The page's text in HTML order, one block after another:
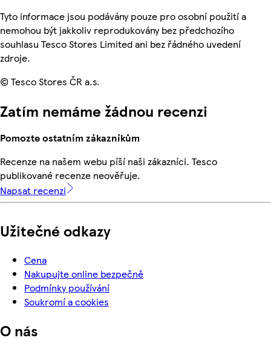
Tyto informace jsou podávány pouze pro osobní použití a
nemohou být jakkoliv reprodukovány bez předchozího
souhlasu Tesco Stores Limited ani bez řádného uvedení
zdroje.
© Tesco Stores ČR a.s.
Zatím nemáme žádnou recenzi
Pomozte ostatním zákazníkům
Recenze na našem webu píší naši zákazníci. Tesco
publikované recenze neověřuje.
Napsat recenzi
Užitečné odkazy
Cena
Nakupujte online bezpečně
Podmínky používání
Soukromí a cookies
O nás